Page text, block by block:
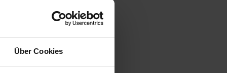
Über Cookies